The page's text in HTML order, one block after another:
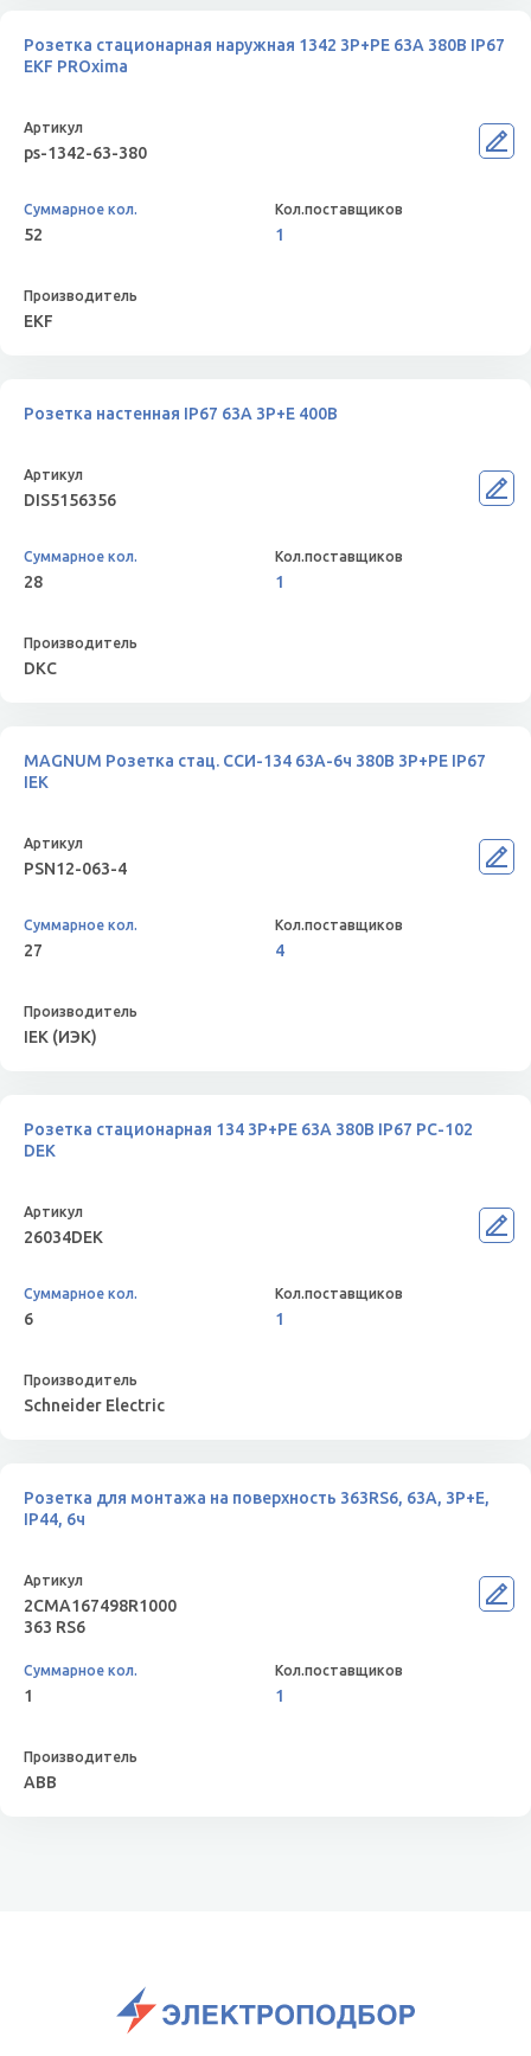
Розетка стационарная наружная 1342 3Р+РЕ 63А 380В IP67
EKF PROxima
ps-1342-63-380
52 1
EKF
Розетка настенная IP67 63A 3P+E 400В
DIS5156356
28 1
DKC
MAGNUM Розетка стац. ССИ-134 63А-6ч 380В 3P+PE IP67
IEK
PSN12-063-4
27 4
IEK (ИЭК)
Розетка стационарная 134 3Р+РЕ 63А 380В IP67 РС-102
DEK
26034DEK
6 1
Schneider Electric
Розетка для монтажа на поверхность 363RS6, 63A, 3P+E,
IP44, 6ч
2CMA167498R1000
363 RS6
1 1
ABB